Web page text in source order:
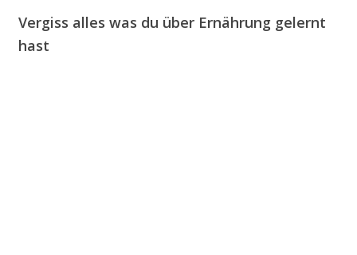
Vergiss alles was du über Ernährung gelernt
hast